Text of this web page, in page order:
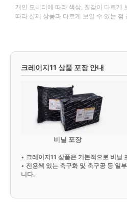
개인 모니터에 따라 색상, 질감이 다르게
따라 실제 상품과 다르게 보일 수 있는 점
크레이지11 상품 포장 안내
비닐 포장
• 크레이지11 상품은 기본적으로 비닐
• 전용쌕 있는 축구화 및 축구공 등 일
니다.